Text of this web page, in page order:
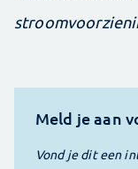
Meld je aan
Vond je dit een